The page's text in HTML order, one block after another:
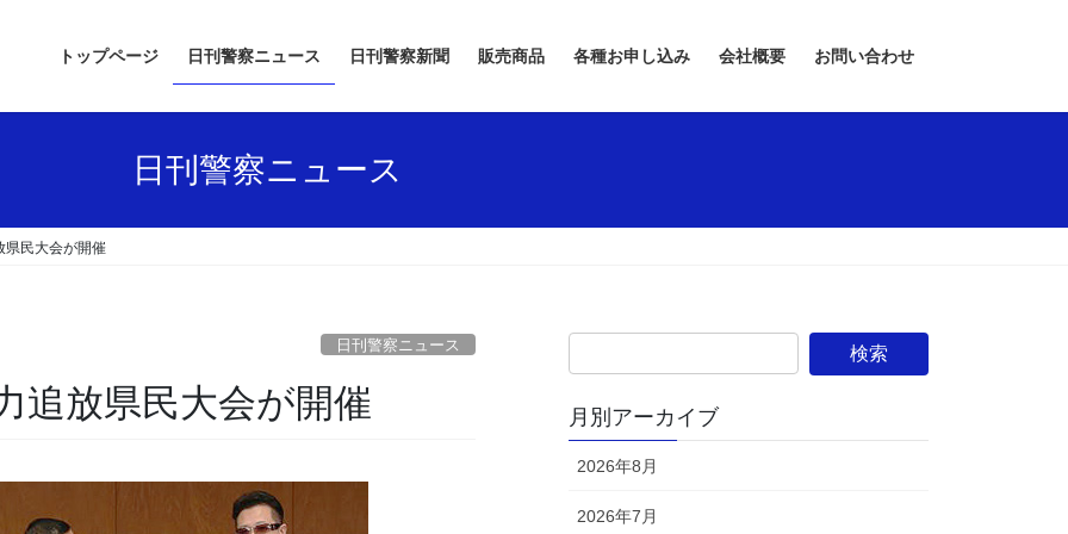
トップページ 日刊警察ニュース 日刊警察新聞 販売商品 各種お申し込み 会社概要 お問い合わせ
日刊警察ニュース
県民大会が開催
日刊警察ニュース
追放県民大会が開催 月別アーカイブ
2026年8月
2026年7月